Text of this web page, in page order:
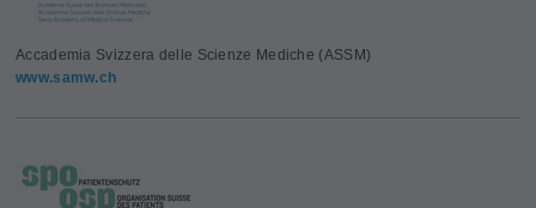
Accademia Svizzera delle Scienze Mediche (ASSM)
www.samw.ch